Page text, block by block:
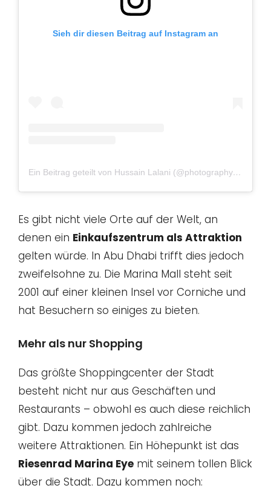
Sieh dir diesen Beitrag auf Instagram an
Ein Beitrag geteilt von Hussain Lalani (@photographybyhussain)
Es gibt nicht viele Orte auf der Welt, an
denen ein Einkaufszentrum als Attraktion
gelten würde. In Abu Dhabi trifft dies jedoch
zweifelsohne zu. Die Marina Mall steht seit
2001 auf einer kleinen Insel vor Corniche und
hat Besuchern so einiges zu bieten.
Mehr als nur Shopping
Das größte Shoppingcenter der Stadt
besteht nicht nur aus Geschäften und
Restaurants – obwohl es auch diese reichlich
gibt. Dazu kommen jedoch zahlreiche
weitere Attraktionen. Ein Höhepunkt ist das
Riesenrad Marina Eye mit seinem tollen Blick
über die Stadt. Dazu kommen noch: